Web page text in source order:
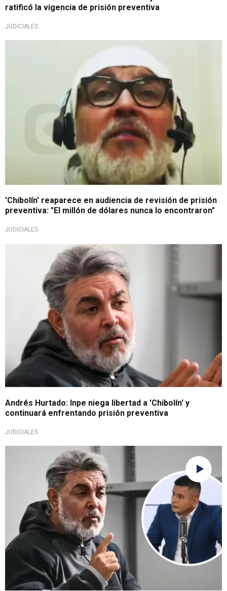
ratificó la vigencia de prisión preventiva
JUDICIALES
'Chibolín' reaparece en audiencia de revisión de prisión
preventiva: "El millón de dólares nunca lo encontraron"
JUDICIALES
Por proceso pendiente
Andrés Hurtado: Inpe niega libertad a 'Chibolín' y
continuará enfrentando prisión preventiva
JUDICIALES
Por contar con otra prisión preventiva